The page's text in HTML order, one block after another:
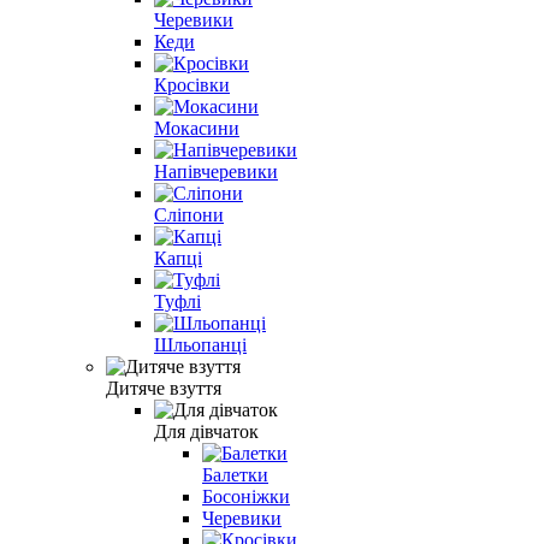
Черевики
Кеди
Кросівки
Мокасини
Напівчеревики
Сліпони
Капці
Туфлі
Шльопанці
Дитяче взуття
Для дівчаток
Балетки
Босоніжки
Черевики